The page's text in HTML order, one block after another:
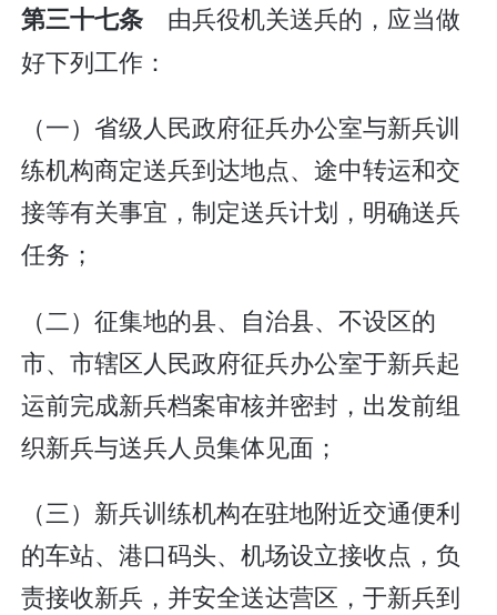
第三十七条 由兵役机关送兵的，应当做
好下列工作：
（一）省级人民政府征兵办公室与新兵训
练机构商定送兵到达地点、途中转运和交
接等有关事宜，制定送兵计划，明确送兵
任务；
（二）征集地的县、自治县、不设区的
市、市辖区人民政府征兵办公室于新兵起
运前完成新兵档案审核并密封，出发前组
织新兵与送兵人员集体见面；
（三）新兵训练机构在驻地附近交通便利
的车站、港口码头、机场设立接收点，负
责接收新兵，并安全送达营区，于新兵到